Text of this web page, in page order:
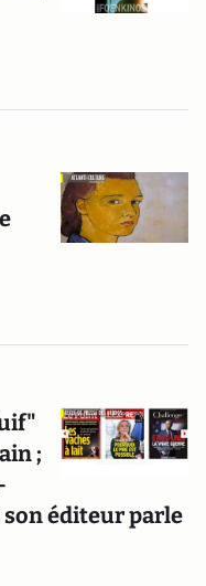
;
éditeur parle